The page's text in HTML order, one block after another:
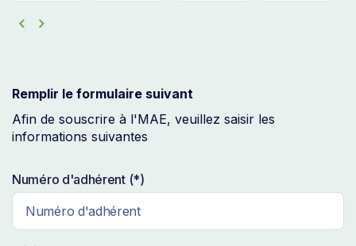
Remplir le formulaire suivant
Afin de souscrire à l'MAE, veuillez saisir les
informations suivantes
Numéro d'adhérent (*)